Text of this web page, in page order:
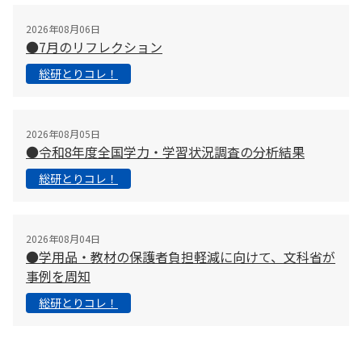
2026年08月06日
●7月のリフレクション
総研とりコレ！
2026年08月05日
●令和8年度全国学力・学習状況調査の分析結果
総研とりコレ！
2026年08月04日
●学用品・教材の保護者負担軽減に向けて、文科省が
事例を周知
総研とりコレ！